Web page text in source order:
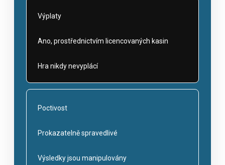
Výplaty
Ano, prostřednictvím licencovaných kasin
Hra nikdy nevyplácí
Poctivost
Prokazatelně spravedlivé
Výsledky jsou manipulovány